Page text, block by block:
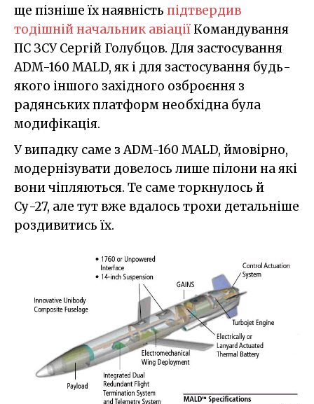
ще пізніше їх наявність підтвердив
тодішній начальник авіації Командування
ПС ЗСУ Сергій Голубцов. Для застосування
ADM-160 MALD, як і для застосування будь-
якого іншого західного озброєння з
радянських платформ необхідна була
модифікація.
У випадку саме з ADM-160 MALD, ймовірно,
модернізувати довелось лише пілони на які
вони чіпляються. Те саме торкнулось й
Су-27, але тут вже вдалось трохи детальніше
роздивитись їх.